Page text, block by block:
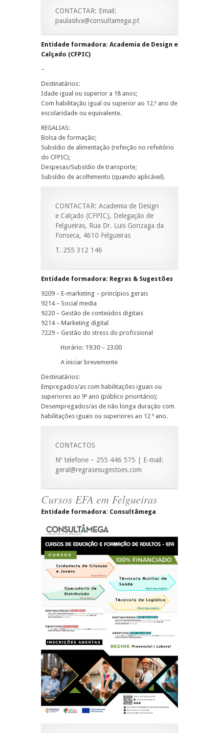
CONTACTAR: Email:
paulasilva@consultamega.pt
Entidade formadora: Academia de Design e
Calçado (CFPIC)
–
Destinatários:
Idade igual ou superior a 18 anos;
Com habilitação igual ou superior ao 12.º ano de
escolaridade ou equivalente.
REGALIAS:
Bolsa de formação;
Subsídio de alimentação (refeição no refeitório
do CFPIC);
Despesas/Subsídio de transporte;
Subsídio de acolhimento (quando aplicável).
CONTACTAR: Academia de Design
e Calçado (CFPIC), Delegação de
Felgueiras, Rua Dr. Luis Gonzaga da
Fonseca, 4610 Felgueiras
T. 255 312 146
Entidade formadora: Regras & Sugestões
9209 – E-marketing – princípios gerais
9214 – Social media
9220 – Gestão de conteúdos digitais
9214 – Marketing digital
7229 – Gestão do stress do profissional
Horário: 19:30 – 23:00
A iniciar brevemente
Destinatários:
Empregados/as com habilitações iguais ou
superiores ao 9º ano (público prioritário);
Desempregados/as de não longa duração com
habilitações iguais ou superiores ao 12 º ano.
CONTACTOS
Nº telefone – 255 446 575 | E-mail:
geral@regrasesugestoes.com
Cursos EFA em Felgueiras
Entidade formadora: Consultâmega